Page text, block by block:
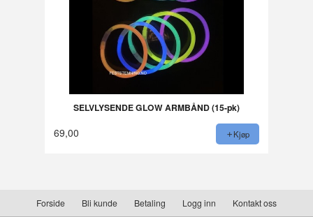
SELVLYSENDE GLOW ARMBÅND (15-pk)
69,00 Kjøp
Forside Bli kunde Betaling Logg inn Kontakt oss